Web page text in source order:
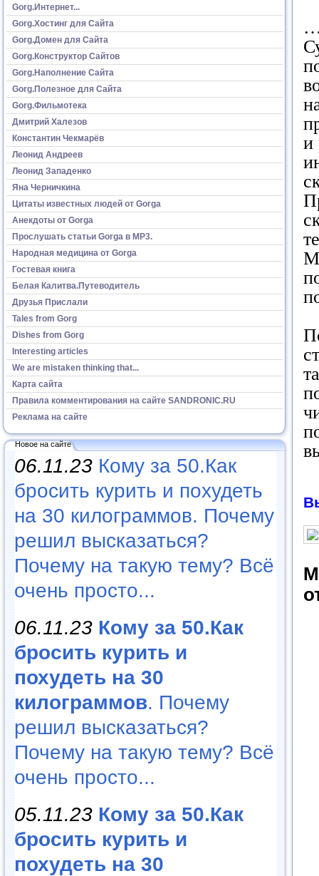
Gorg.Интернет...
Gorg.Хостинг для Сайта
Gorg.Домен для Сайта
Gorg.Конструктор Сайтов
Gorg.Наполнение Сайта
Gorg.Полезное для Сайта
Gorg.Фильмотека
Дмитрий Халезов
Константин Чекмарёв
Леонид Андреев
Леонид Западенко
Яна Черничкина
Цитаты известных людей от Gorga
Анекдоты от Gorga
Прослушать статьи Gorga в МР3.
Народная медицина от Gorga
Гостевая книга
Белая Калитва.Путеводитель
Друзья Прислали
Tales from Gorg
Dishes from Gorg
Interesting articles
We are mistaken thinking that...
Карта сайта
Правила комментирования на сайте SANDRONIC.RU
Реклама на сайте
Новое на сайте
06.11.23 Кому за 50.Как
бросить курить и похудеть
на 30 килограммов. Почему
решил высказаться?
Почему на такую тему? Всё
очень просто...
06.11.23 Кому за 50.Как
бросить курить и
похудеть на 30
килограммов. Почему
решил высказаться?
Почему на такую тему? Всё
очень просто...
05.11.23 Кому за 50.Как
бросить курить и
похудеть на 30
и